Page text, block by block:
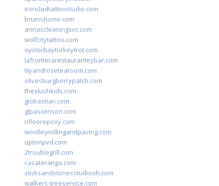
ironcladtattoostudio.com
bruinshome.com
annascleaningsvc.com
wolfcitytattoo.com
oysterbayturkeytrot.com
lafronterarestauranteybar.com
lilyandrosetearoom.com
olivesburgberrypatch.com
theslushkids.com
giobastian.com
glpascensori.com
rifloorepoxy.com
woolleymillingandpaving.com
uptonpvd.com
2troublegrill.com
casateranga.com
sticksandstonesstudiooh.com
walkers-treeservice.com